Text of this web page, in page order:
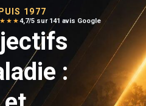
1977
4,7/5 sur 141 avis Google
: